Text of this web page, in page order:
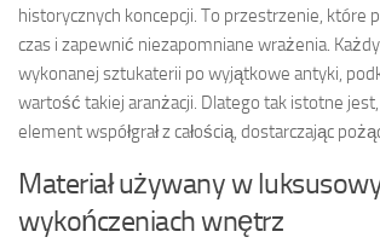
historycznych koncepcji. To przestrzenie, które
czas i zapewnić niezapomniane wrażenia.
wykonanej sztukaterii po wyjątkowe antyki,
wartość takiej aranżacji. Dlatego tak istotne
element współgrał z całością, dostarczając
Materiał używany w
wykończeniach wnętrz